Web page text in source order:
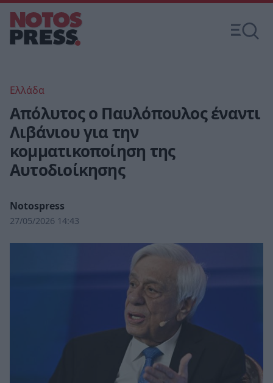
Ελλάδα
Απόλυτος ο Παυλόπουλος έναντι
Λιβάνιου για την
κομματικοποίηση της
Αυτοδιοίκησης
Notospress
27/05/2026 14:43